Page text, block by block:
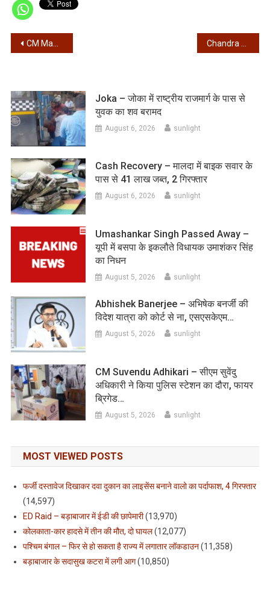
Post
CM Mamata Banerjee – मुख्यमंत्री ममता बनर्जी का चुनाव आयोग पर तीखा हमला, बताया तुगलकी कमीशन, कहा – बंगाल को किया जा रहा टारगेट
Joka – जोका में राष्ट्रीय राजमार्ग के पास से
युवक का शव बरामद
August 6, 2026 sunlight
Cash Recovery – मालदा में बाइक सवार के
पास से 41 लाख जब्त, 2 गिरफ्तार
August 6, 2026 sunlight
Umashankar Singh Passed Away –
यूपी में बसपा के इकलौते विधायक उमाशंकर सिंह
का निधन
August 5, 2026 sunlight
Abhishek Banerjee – अभिषेक बनर्जी की
विदेश यात्रा को कोर्ट से ना, एसएसकेएम…
August 5, 2026 sunlight
CM Suvendu Adhikari – सीएम सुवेंदु
अधिकारी ने किया पुलिस स्टेशन का दौरा, फायर
ब्रिगेड…
August 5, 2026 sunlight
MOST VIEWED POSTS
फर्जी दस्तावेज दिखाकर दवा दुकान का लाइसेंस बनाने वालो का पर्दाफाश, 4 गिरफ्तार
(14,597)
ED Raid – बड़ाबाजार में ईडी की छापेमारी(13,970)
कोलकाता-कार हादसे में तीन की मौत, दो घायल(12,077)
पश्चिम बंगाल – फिर से हो सकता है राज्य में लगातार लॉकडाउन(11,358)
बड़ाबाजार के सदासुख कटरा में लगी आग(10,850)